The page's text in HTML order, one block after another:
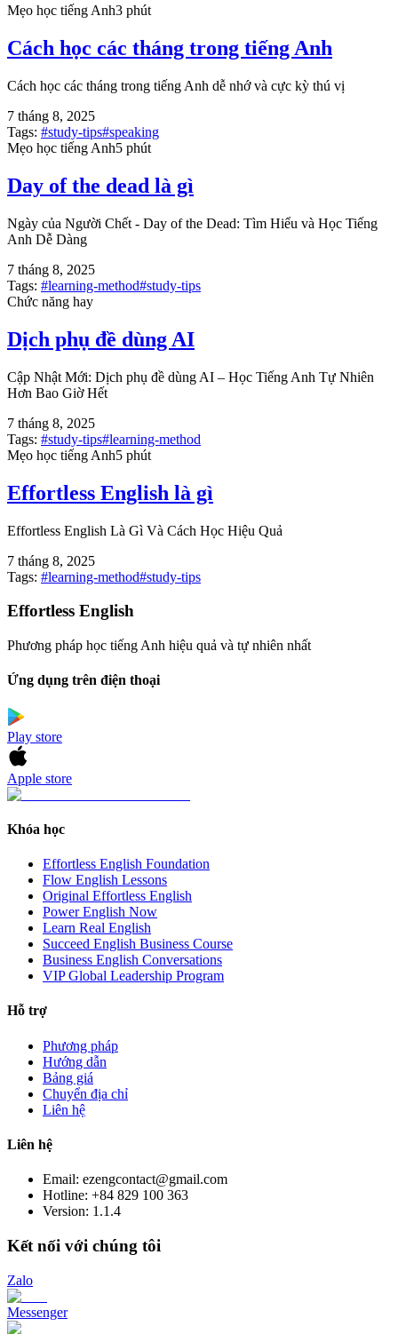
Mẹo học tiếng Anh3 phút
Cách học các tháng trong tiếng Anh
Cách học các tháng trong tiếng Anh dễ nhớ và cực kỳ thú vị
7 tháng 8, 2025
Tags: #study-tips#speaking
Mẹo học tiếng Anh5 phút
Day of the dead là gì
Ngày của Người Chết - Day of the Dead: Tìm Hiểu và Học Tiếng
Anh Dễ Dàng
7 tháng 8, 2025
Tags: #learning-method#study-tips
Chức năng hay
Dịch phụ đề dùng AI
Cập Nhật Mới: Dịch phụ đề dùng AI – Học Tiếng Anh Tự Nhiên
Hơn Bao Giờ Hết
7 tháng 8, 2025
Tags: #study-tips#learning-method
Mẹo học tiếng Anh5 phút
Effortless English là gì
Effortless English Là Gì Và Cách Học Hiệu Quả
7 tháng 8, 2025
Tags: #learning-method#study-tips
Effortless English
Phương pháp học tiếng Anh hiệu quả và tự nhiên nhất
Ứng dụng trên điện thoại
Play store
Apple store
Khóa học
Effortless English Foundation
Flow English Lessons
Original Effortless English
Power English Now
Learn Real English
Succeed English Business Course
Business English Conversations
VIP Global Leadership Program
Hỗ trợ
Phương pháp
Hướng dẫn
Bảng giá
Chuyển địa chỉ
Liên hệ
Liên hệ
Email: ezengcontact@gmail.com
Hotline: +84 829 100 363
Version: 1.1.4
Kết nối với chúng tôi
Zalo
Messenger